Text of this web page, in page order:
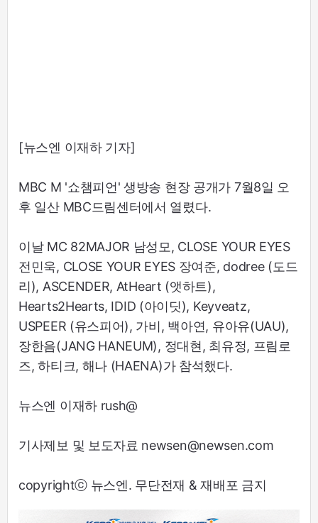
[뉴스엔 이재하 기자]
MBC M '쇼챔피언' 생방송 현장 공개가 7월8일 오
후 일산 MBC드림센터에서 열렸다.
이날 MC 82MAJOR 남성모, CLOSE YOUR EYES
전민욱, CLOSE YOUR EYES 장여준, dodree (도드
리), ASCENDER, AtHeart (앳하트),
Hearts2Hearts, IDID (아이딧), Keyveatz,
USPEER (유스피어), 가비, 백아연, 유아유(UAU),
장한음(JANG HANEUM), 정대현, 최유정, 프림로
즈, 하티크, 해나 (HAENA)가 참석했다.
뉴스엔 이재하 rush@
기사제보 및 보도자료 newsen@newsen.com
copyrightⓒ 뉴스엔. 무단전재 & 재배포 금지